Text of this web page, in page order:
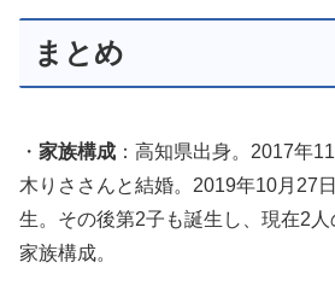
まとめ
・ 家族構成 ：高知県出身。2017年
木りささんと結婚。2019年10月27
生。その後第2子も誕生し、現在2
家族構成。